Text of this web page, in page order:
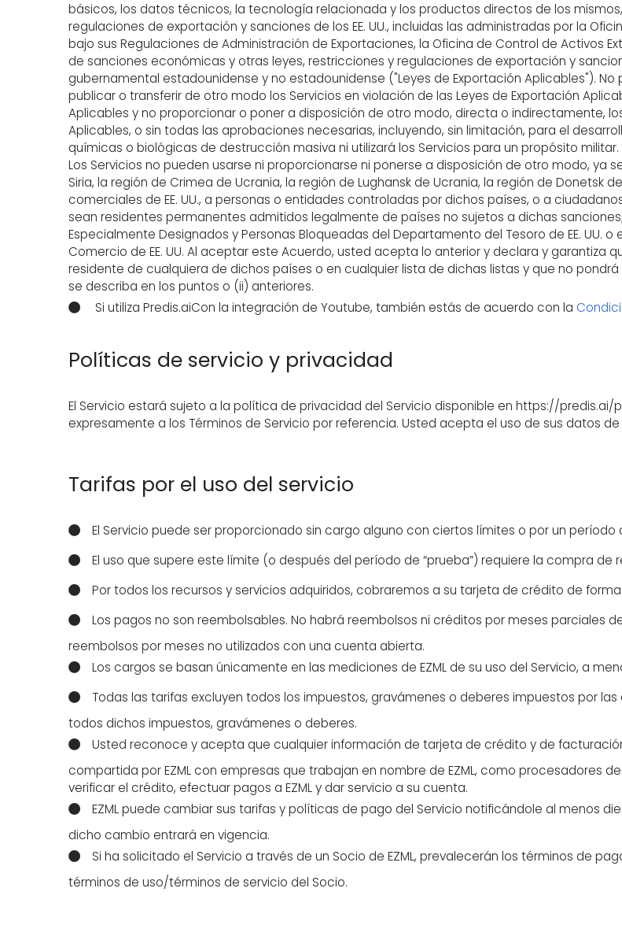
básicos, los datos técnicos, la tecnología relacionada y los productos directos de los
regulaciones de exportación y sanciones de los EE. UU., incluidas las administradas por la
bajo sus Regulaciones de Administración de Exportaciones, la Oficina de Control de Activos
de sanciones económicas y otras leyes, restricciones y regulaciones de exportación y
gubernamental estadounidense y no estadounidense ("Leyes de Exportación Aplicables").
publicar o transferir de otro modo los Servicios en violación de las Leyes de Exportación
Aplicables y no proporcionar o poner a disposición de otro modo, directa o indirectamente,
Aplicables, o sin todas las aprobaciones necesarias, incluyendo, sin limitación, para el
químicas o biológicas de destrucción masiva ni utilizará los Servicios para un propósito militar.
Los Servicios no pueden usarse ni proporcionarse ni ponerse a disposición de otro modo, ya
Siria, la región de Crimea de Ucrania, la región de Lughansk de Ucrania, la región de
comerciales de EE. UU., a personas o entidades controladas por dichos países, o a
sean residentes permanentes admitidos legalmente de países no sujetos a dichas
Especialmente Designados y Personas Bloqueadas del Departamento del Tesoro de EE. UU.
Comercio de EE. UU. Al aceptar este Acuerdo, usted acepta lo anterior y declara y garantiza
residente de cualquiera de dichos países o en cualquier lista de dichas listas y que no
se describa en los puntos o (ii) anteriores.
Si utiliza Predis.aiCon la integración de Youtube, también estás de acuerdo con la
Políticas de servicio y privacidad
El Servicio estará sujeto a la política de privacidad del Servicio disponible en https://
expresamente a los Términos de Servicio por referencia. Usted acepta el uso de sus datos
Tarifas por el uso del servicio
El Servicio puede ser proporcionado sin cargo alguno con ciertos límites o por un
El uso que supere este límite (o después del período de “prueba”) requiere la compra de
Por todos los recursos y servicios adquiridos, cobraremos a su tarjeta de crédito de
Los pagos no son reembolsables. No habrá reembolsos ni créditos por meses parciales
reembolsos por meses no utilizados con una cuenta abierta.
Los cargos se basan únicamente en las mediciones de EZML de su uso del Servicio, a
Todas las tarifas excluyen todos los impuestos, gravámenes o deberes impuestos por
todos dichos impuestos, gravámenes o deberes.
Usted reconoce y acepta que cualquier información de tarjeta de crédito y de
compartida por EZML con empresas que trabajan en nombre de EZML, como procesadores
verificar el crédito, efectuar pagos a EZML y dar servicio a su cuenta.
EZML puede cambiar sus tarifas y políticas de pago del Servicio notificándole al menos
dicho cambio entrará en vigencia.
Si ha solicitado el Servicio a través de un Socio de EZML, prevalecerán los términos de
términos de uso/términos de servicio del Socio.